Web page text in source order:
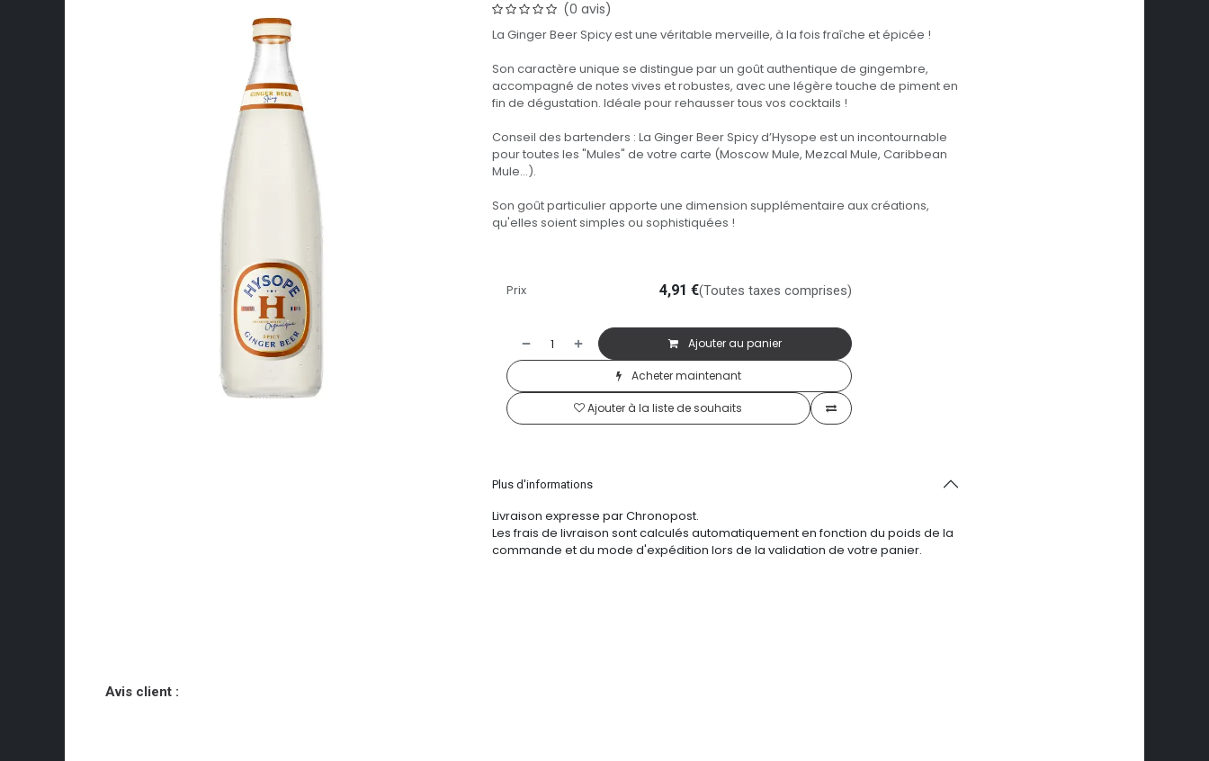
(0 avis)
La Ginger Beer Spicy est une véritable merveille, à la fois fraîche et épicée !
Son caractère unique se distingue par un goût authentique de gingembre,
accompagné de notes vives et robustes, avec une légère touche de piment en
fin de dégustation. Idéale pour rehausser tous vos cocktails !
Conseil des bartenders : La Ginger Beer Spicy d’Hysope est un incontournable
pour toutes les "Mules" de votre carte (Moscow Mule, Mezcal Mule, Caribbean
Mule...).
Son goût particulier apporte une dimension supplémentaire aux créations,
qu'elles soient simples ou sophistiquées !
Ajouter au panier
Acheter maintenant
Ajouter à la liste de souhaits
Prix 4,91 €(Toutes taxes comprises)
Plus d'informations
Livraison expresse par Chronopost.
Les frais de livraison sont calculés automatiquement en fonction du poids de la
commande et du mode d'expédition lors de la validation de votre panier.
Avis client :